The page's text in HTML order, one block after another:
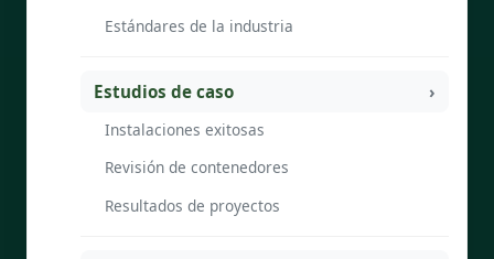
Estándares de la industria
Estudios de caso
Instalaciones exitosas
Revisión de contenedores
Resultados de proyectos